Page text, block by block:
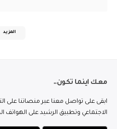
المزيد
معك اينما تكون..
ابقى على تواصل معنا عبر منصاتنا على
الاجتماعي وتطبيق الرشيد على الهواتف